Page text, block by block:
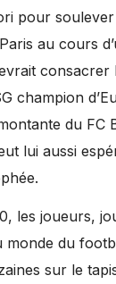
pour
au cours
consacrer
champion
du FC
lui aussi
les joueurs,
monde du
sur le